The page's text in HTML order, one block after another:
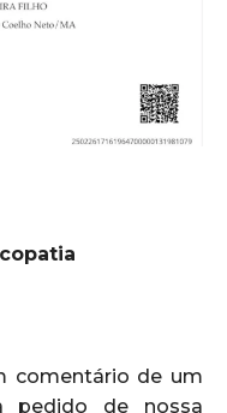
comentário de um
pedido de nossa